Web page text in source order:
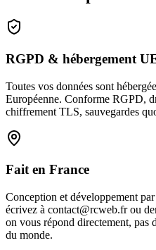
RGPD & hébergement
Toutes vos données sont
Européenne. Conforme RGPD,
chiffrement TLS, sauvegardes
Fait en France
Conception et développement
écrivez à contact@rcweb.fr ou
on vous répond directement, pas
du monde.